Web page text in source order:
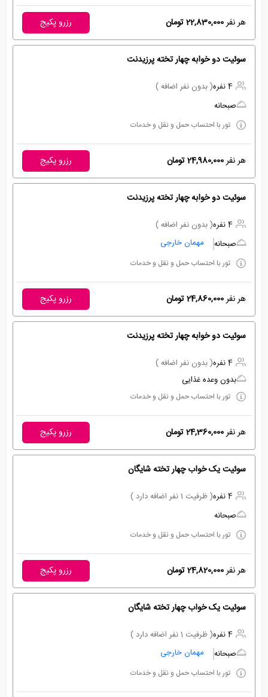
هر نفر22,830,000 تومان رزرو پکیج
سوئیت دو خوابه چهار تخته پرزیدنت
4 نفره
( بدون نفر اضافه )
صبحانه
تور با احتساب حمل و نقل و خدمات
هر نفر24,980,000 تومان رزرو پکیج
سوئیت دو خوابه چهار تخته پرزیدنت
4 نفره
( بدون نفر اضافه )
صبحانه
مهمان خارجی
تور با احتساب حمل و نقل و خدمات
هر نفر24,860,000 تومان رزرو پکیج
سوئیت دو خوابه چهار تخته پرزیدنت
4 نفره
( بدون نفر اضافه )
بدون وعده غذایی
تور با احتساب حمل و نقل و خدمات
هر نفر24,360,000 تومان رزرو پکیج
سوئیت یک خواب چهار تخته شایگان
4 نفره
( ظرفیت 1 نفر اضافه دارد )
صبحانه
تور با احتساب حمل و نقل و خدمات
هر نفر24,820,000 تومان رزرو پکیج
سوئیت یک خواب چهار تخته شایگان
4 نفره
( ظرفیت 1 نفر اضافه دارد )
صبحانه
مهمان خارجی
تور با احتساب حمل و نقل و خدمات